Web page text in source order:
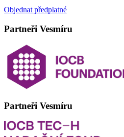
Objednat předplatné
Partneři Vesmíru
Partneři Vesmíru